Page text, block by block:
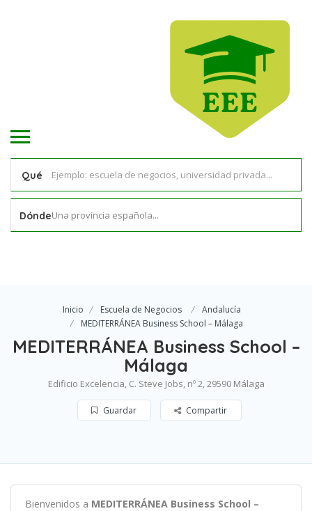
Qué
DóndeUna provincia española...
Inicio Escuela de Negocios
Andalucía
MEDITERRÁNEA Business School – Málaga
MEDITERRÁNEA Business School –
Málaga
Edificio Excelencia, C. Steve Jobs, nº 2, 29590 Málaga
Guardar Compartir
Bienvenidos a MEDITERRÁNEA Business School –